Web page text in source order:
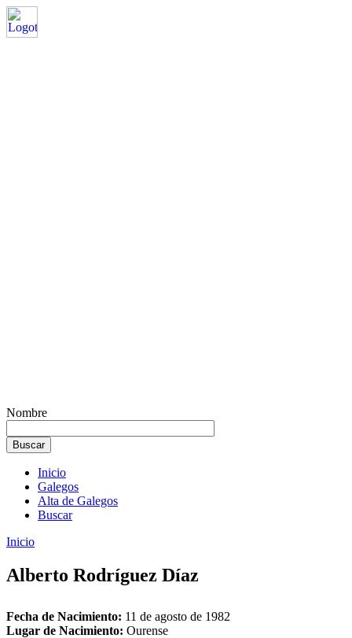
Nombre
Inicio
Galegos
Alta de Galegos
Buscar
Inicio
Alberto Rodríguez Díaz
Fecha de Nacimiento: 11 de agosto de 1982
Lugar de Nacimiento: Ourense